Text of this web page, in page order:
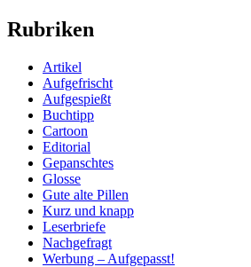
Rubriken
Artikel
Aufgefrischt
Aufgespießt
Buchtipp
Cartoon
Editorial
Gepanschtes
Glosse
Gute alte Pillen
Kurz und knapp
Leserbriefe
Nachgefragt
Werbung – Aufgepasst!